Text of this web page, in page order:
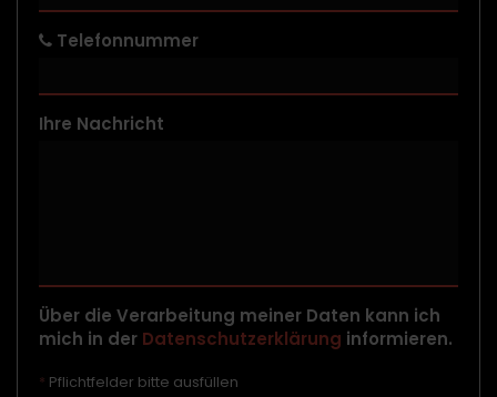
Telefonnummer
Ihre Nachricht
Über die Verarbeitung meiner Daten kann ich
mich in der Datenschutzerklärung informieren.
* Pflichtfelder bitte ausfüllen